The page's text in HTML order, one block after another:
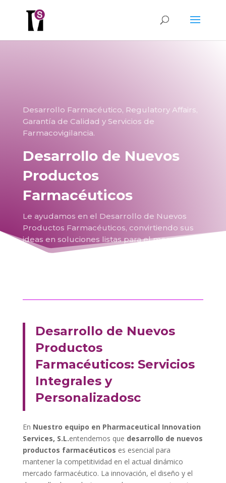
Desarrollo Farmacéutico, Regulatory Affairs,
Garantía de Calidad y Servicios de
Farmacovigilancia.
Desarrollo de Nuevos
Productos
Farmacéuticos
Le ayudamos en el Desarrollo de Nuevos
Productos Farmacéuticos, convirtiendo sus
ideas en soluciones listas para el mercado.
Desarrollo de Nuevos
Productos
Farmacéuticos: Servicios
Integrales y
Personalizadosc
En Nuestro equipo en Pharmaceutical Innovation
Services, S.L.entendemos que desarrollo de nuevos
productos farmacéuticos es esencial para
mantener la competitividad en el actual dinámico
mercado farmacéutico. La innovación, el diseño y el